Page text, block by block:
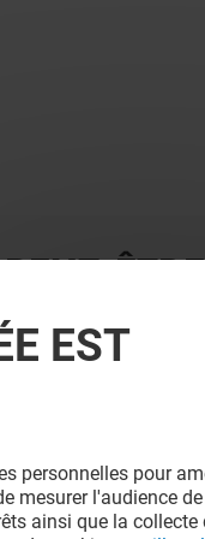
ÊTRE
EST
personnelles pour
mesurer l'audience
ainsi que la collecte